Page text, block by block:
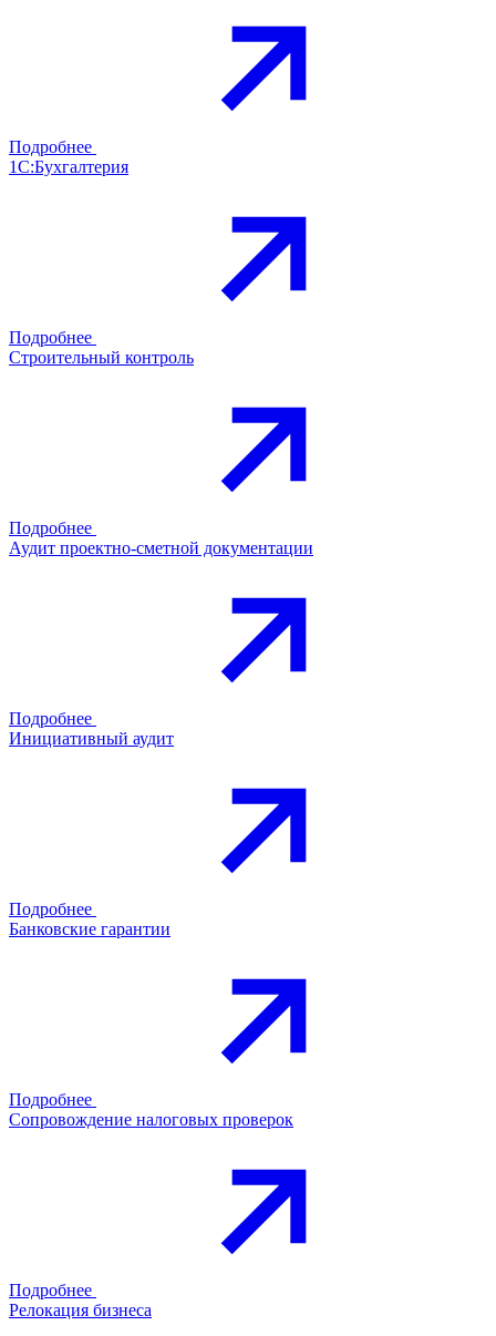
Подробнее
1С:Бухгалтерия
Подробнее
Строительный контроль
Подробнее
Аудит проектно-сметной документации
Подробнее
Инициативный аудит
Подробнее
Банковские гарантии
Подробнее
Сопровождение налоговых проверок
Подробнее
Релокация бизнеса